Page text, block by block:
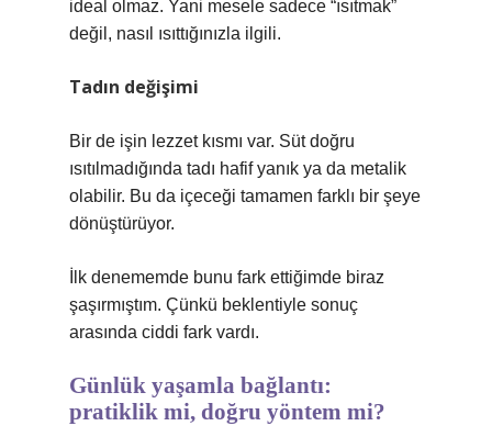
ideal olmaz. Yani mesele sadece “ısıtmak”
değil, nasıl ısıttığınızla ilgili.
Tadın değişimi
Bir de işin lezzet kısmı var. Süt doğru
ısıtılmadığında tadı hafif yanık ya da metalik
olabilir. Bu da içeceği tamamen farklı bir şeye
dönüştürüyor.
İlk denememde bunu fark ettiğimde biraz
şaşırmıştım. Çünkü beklentiyle sonuç
arasında ciddi fark vardı.
Günlük yaşamla bağlantı:
pratiklik mi, doğru yöntem mi?